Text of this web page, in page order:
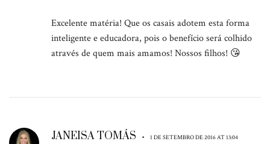
Excelente matéria! Que os casais adotem esta forma
inteligente e educadora, pois o benefício será colhido
através de quem mais amamos! Nossos filhos! 😘
JANEISA TOMÁS • 1 DE SETEMBRO DE 2016 AT 13:04